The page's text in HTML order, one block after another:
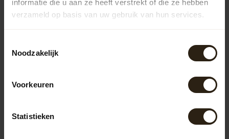
informatie die u aan ze heeft verstrekt of die ze hebben
verzameld op basis van uw gebruik van hun services.
Noodzakelijk
Voorkeuren
Statistieken
Outdoor